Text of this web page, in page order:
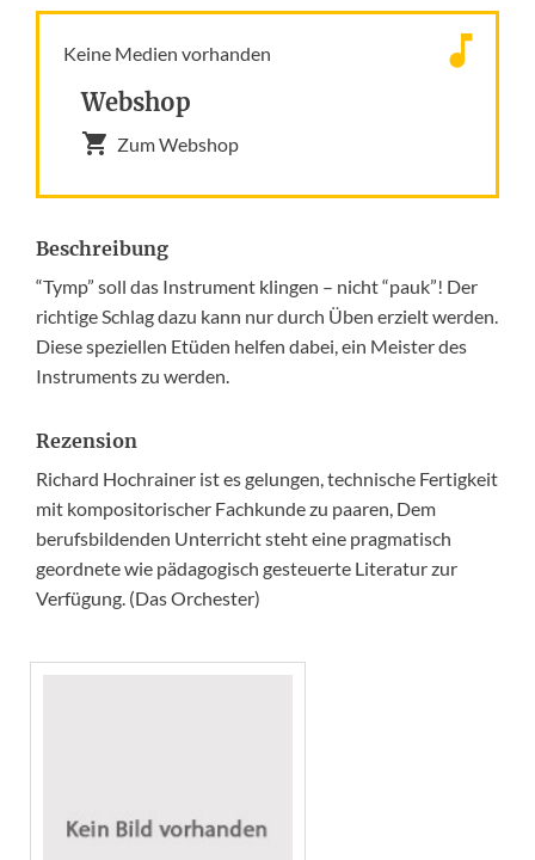
Keine Medien vorhanden
Webshop
Zum Webshop
Beschreibung
“Tymp” soll das Instrument klingen – nicht “pauk”! Der
richtige Schlag dazu kann nur durch Üben erzielt werden.
Diese speziellen Etüden helfen dabei, ein Meister des
Instruments zu werden.
Rezension
Richard Hochrainer ist es gelungen, technische Fertigkeit
mit kompositorischer Fachkunde zu paaren, Dem
berufsbildenden Unterricht steht eine pragmatisch
geordnete wie pädagogisch gesteuerte Literatur zur
Verfügung. (Das Orchester)